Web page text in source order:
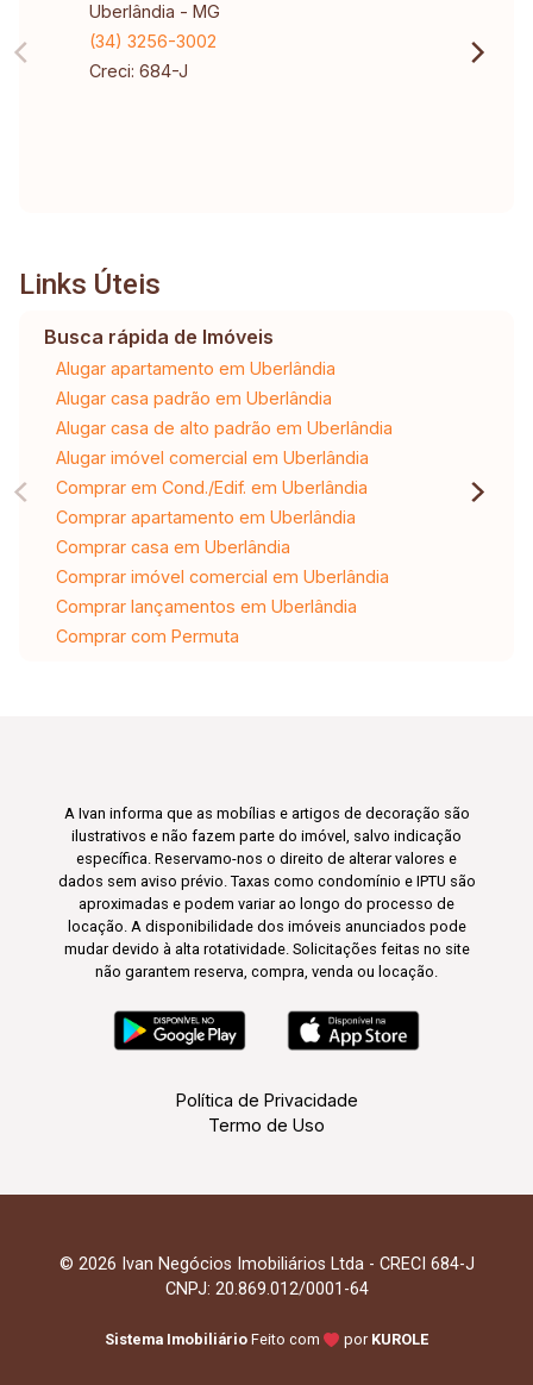
Uberlândia - MG
(34) 3256-3002
Creci: 684-J
Links Úteis
Busca rápida de Imóveis
Alugar apartamento em Uberlândia
Alugar casa padrão em Uberlândia
Alugar casa de alto padrão em Uberlândia
Alugar imóvel comercial em Uberlândia
Comprar em Cond./Edif. em Uberlândia
Comprar apartamento em Uberlândia
Comprar casa em Uberlândia
Comprar imóvel comercial em Uberlândia
Comprar lançamentos em Uberlândia
Comprar com Permuta
A Ivan informa que as mobílias e artigos de decoração são
ilustrativos e não fazem parte do imóvel, salvo indicação
específica. Reservamo-nos o direito de alterar valores e
dados sem aviso prévio. Taxas como condomínio e IPTU são
aproximadas e podem variar ao longo do processo de
locação. A disponibilidade dos imóveis anunciados pode
mudar devido à alta rotatividade. Solicitações feitas no site
não garantem reserva, compra, venda ou locação.
Política de Privacidade
Termo de Uso
© 2026 Ivan Negócios Imobiliários Ltda - CRECI 684-J
CNPJ: 20.869.012/0001-64
Sistema Imobiliário Feito com por KUROLE